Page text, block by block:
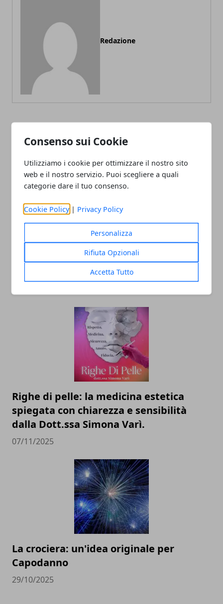
Consenso sui Cookie
Utilizziamo i cookie per ottimizzare il nostro sito
web e il nostro servizio. Puoi scegliere a quali
categorie dare il tuo consenso.
Cookie Policy | Privacy Policy
Personalizza
Rifiuta Opzionali
Accetta Tutto
Redazione
Il professor Nuzzolese, a Torino come a
Bari: scienza e diritti umani nel nome
dell’identità perduta
Righe di pelle: la medicina estetica
spiegata con chiarezza e sensibilità
dalla Dott.ssa Simona Varì.
07/11/2025
La crociera: un'idea originale per
Capodanno
29/10/2025